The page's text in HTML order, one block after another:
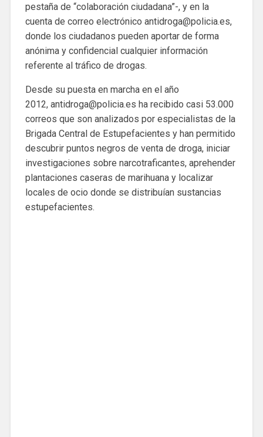
pestaña de “colaboración ciudadana”-, y en la
cuenta de correo electrónico antidroga@policia.es,
donde los ciudadanos pueden aportar de forma
anónima y confidencial cualquier información
referente al tráfico de drogas.
Desde su puesta en marcha en el año
2012, antidroga@policia.es ha recibido casi 53.000
correos que son analizados por especialistas de la
Brigada Central de Estupefacientes y han permitido
descubrir puntos negros de venta de droga, iniciar
investigaciones sobre narcotraficantes, aprehender
plantaciones caseras de marihuana y localizar
locales de ocio donde se distribuían sustancias
estupefacientes.